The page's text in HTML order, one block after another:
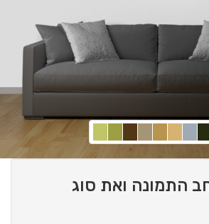
התמונה ואת סוג